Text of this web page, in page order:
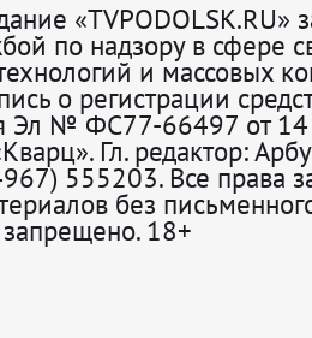
«TVPODOLSK.RU»
по надзору в сфере
и массовых
о регистрации
Эл № ФС77-66497 от 14
Гл. редактор:
555203. Все права
без
18+